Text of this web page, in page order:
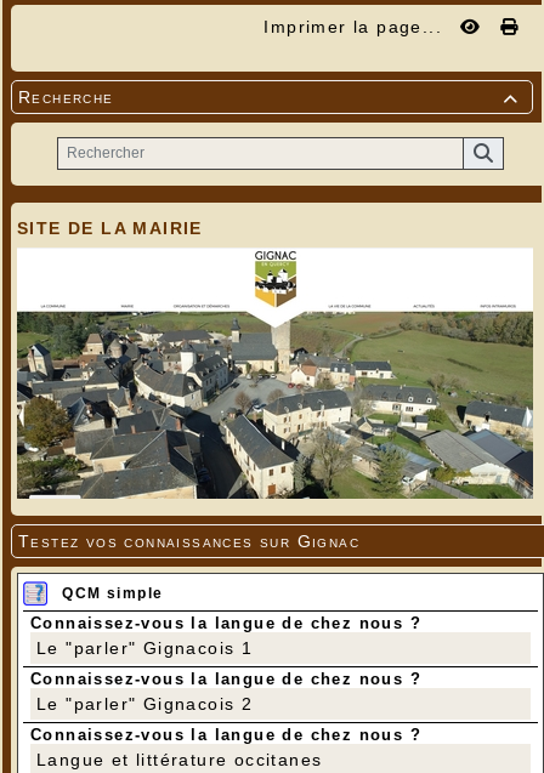
Imprimer la page...

Recherche
SITE DE LA MAIRIE
Testez vos connaissances sur Gignac
QCM simple
Connaissez-vous la langue de chez nous ?
Le "parler" Gignacois 1
Connaissez-vous la langue de chez nous ?
Le "parler" Gignacois 2
Connaissez-vous la langue de chez nous ?
Langue et littérature occitanes
Retour : Pech Mézel - Sommets de piliers d'une
entrée de propriété. Belles sculptures, même si
elles sont assez récentes (avec autorisation du
propriétaire).
Photos et commentaires : Denise Pensivy